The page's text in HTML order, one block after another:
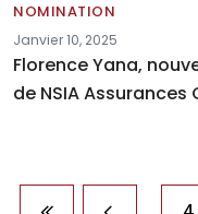
NOMINATION
Janvier 10, 2025
Florence Yana,
de NSIA Assurances
Pagination